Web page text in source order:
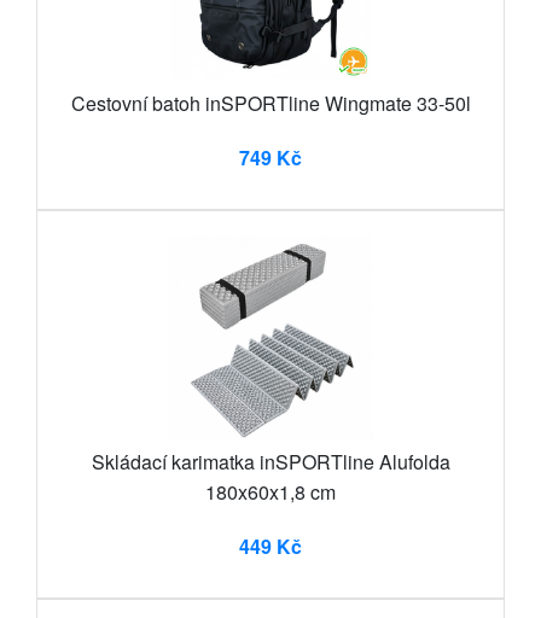
Cestovní batoh inSPORTline Wingmate 33-50l
749 Kč
Skládací karimatka inSPORTline Alufolda
180x60x1,8 cm
449 Kč